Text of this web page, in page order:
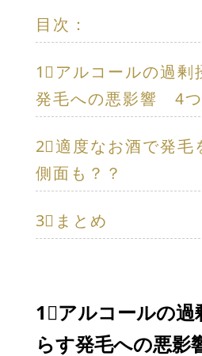
目次：
1⃣アルコールの過剰
発毛への悪影響 4つ
2⃣適度なお酒で発毛
側面も？？
3⃣まとめ
1⃣アルコールの過
らす発毛への悪